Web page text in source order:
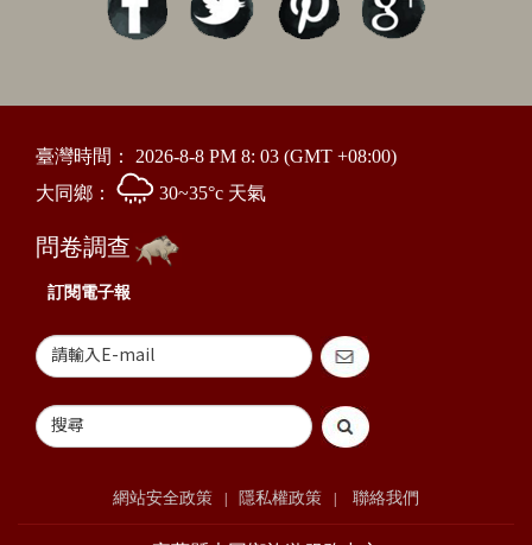
臺灣時間： 2026-8-8 PM 8: 03 (GMT +08:00)
大同鄉：
30~35°c 天氣
問卷調查
訂閱電子報
網站安全政策 隱私權政策 聯絡我們